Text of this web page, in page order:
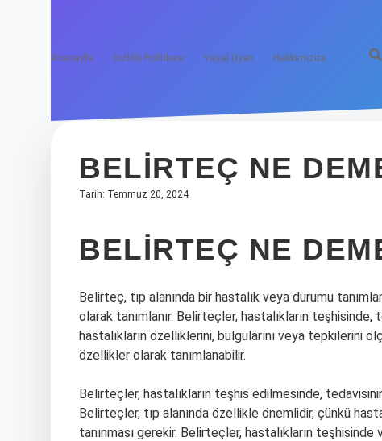
Anasayfa Gizlilik Politikası Yasal Uyarı Hakkımızda
BELIRTEÇ NE
Tarih: Temmuz 20, 2024
BELIRTEÇ NE
Belirteç, tıp alanında bir hastalık veya durumu
olarak tanımlanır. Belirteçler, hastalıkların
hastalıkların özelliklerini, bulgularını veya tepkilerini
özellikler olarak tanımlanabilir.
Belirteçler, hastalıkların teşhis edilmesinde,
Belirteçler, tıp alanında özellikle önemlidir, çünkü
tanınması gerekir. Belirteçler, hastalıkların